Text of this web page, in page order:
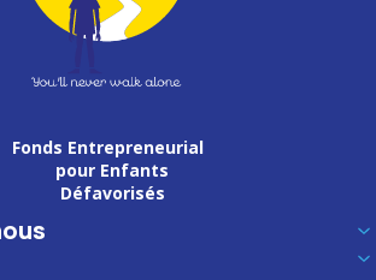
Fonds Entrepreneurial
pour Enfants
Défavorisés